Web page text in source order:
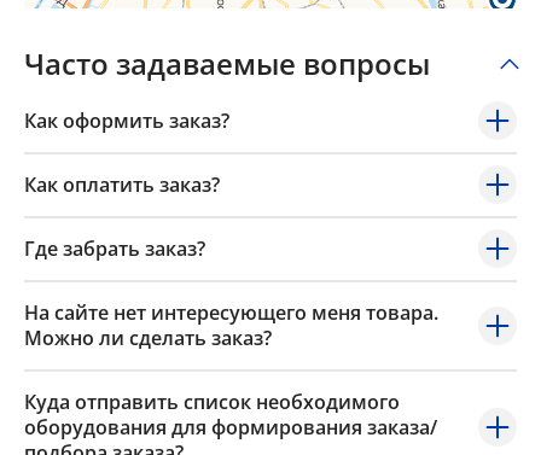
Часто задаваемые вопросы
Как оформить заказ?
Как оплатить заказ?
Где забрать заказ?
На сайте нет интересующего меня товара.
Можно ли сделать заказ?
Куда отправить список необходимого
оборудования для формирования заказа/